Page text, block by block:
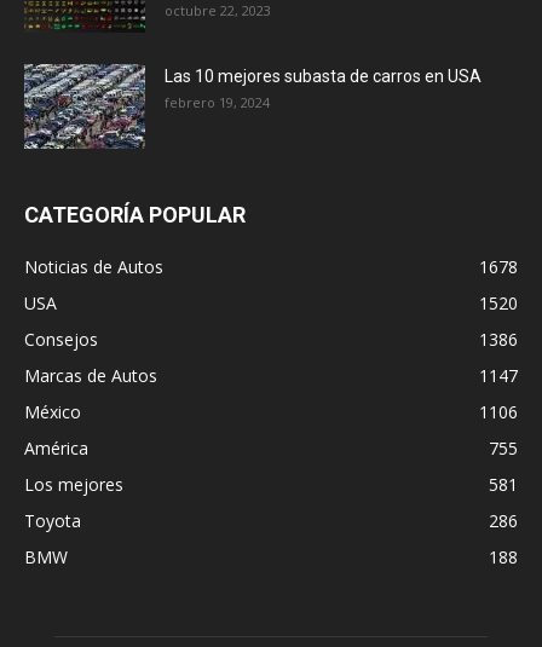
octubre 22, 2023
Las 10 mejores subasta de carros en USA
febrero 19, 2024
CATEGORÍA POPULAR
Noticias de Autos
1678
USA
1520
Consejos
1386
Marcas de Autos
1147
México
1106
América
755
Los mejores
581
Toyota
286
BMW
188